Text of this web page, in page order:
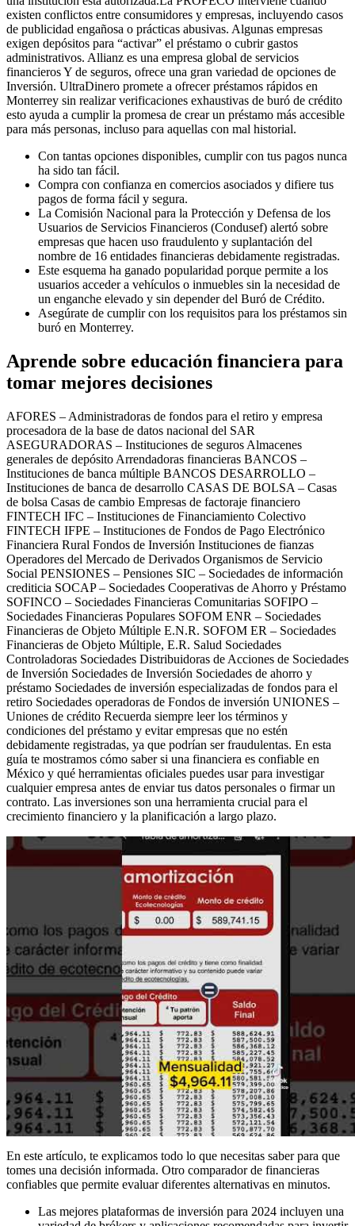
existen conflictos entre consumidores y empresas, incluyendo casos
de publicidad engañosa o prácticas abusivas. Algunas empresas
exigen depósitos para “activar” el préstamo o cubrir gastos
administrativos. Allianz es una empresa global de servicios
financieros Y de seguros, ofrece una gran variedad de opciones de
Inversión. UltraDinero promete a ofrecer préstamos rápidos en
Monterrey sin realizar verificaciones exhaustivas de buró de crédito
esto ayuda a cumplir la promesa de crear un préstamo más accesible
para más personas, incluso para aquellas con mal historial.
Con tantas opciones disponibles, cumplir con tus pagos nunca
ha sido tan fácil.
Compra con confianza en comercios asociados y difiere tus
pagos de forma fácil y segura.
La Comisión Nacional para la Protección y Defensa de los
Usuarios de Servicios Financieros (Condusef) alertó sobre
empresas que hacen uso fraudulento y suplantación del
nombre de 16 entidades financieras debidamente registradas.
Este esquema ha ganado popularidad porque permite a los
usuarios acceder a vehículos o inmuebles sin la necesidad de
un enganche elevado y sin depender del Buró de Crédito.
Asegúrate de cumplir con los requisitos para los préstamos sin
buró en Monterrey.
Aprende sobre educación financiera para
tomar mejores decisiones
AFORES – Administradoras de fondos para el retiro y empresa
procesadora de la base de datos nacional del SAR
ASEGURADORAS – Instituciones de seguros Almacenes
generales de depósito Arrendadoras financieras BANCOS –
Instituciones de banca múltiple BANCOS DESARROLLO –
Instituciones de banca de desarrollo CASAS DE BOLSA – Casas
de bolsa Casas de cambio Empresas de factoraje financiero
FINTECH IFC – Instituciones de Financiamiento Colectivo
FINTECH IFPE – Instituciones de Fondos de Pago Electrónico
Financiera Rural Fondos de Inversión Instituciones de fianzas
Operadores del Mercado de Derivados Organismos de Servicio
Social PENSIONES – Pensiones SIC – Sociedades de información
crediticia SOCAP – Sociedades Cooperativas de Ahorro y Préstamo
SOFINCO – Sociedades Financieras Comunitarias SOFIPO –
Sociedades Financieras Populares SOFOM ENR – Sociedades
Financieras de Objeto Múltiple E.N.R. SOFOM ER – Sociedades
Financieras de Objeto Múltiple, E.R. Salud Sociedades
Controladoras Sociedades Distribuidoras de Acciones de Sociedades
de Inversión Sociedades de Inversión Sociedades de ahorro y
préstamo Sociedades de inversión especializadas de fondos para el
retiro Sociedades operadoras de Fondos de inversión UNIONES –
Uniones de crédito Recuerda siempre leer los términos y
condiciones del préstamo y evitar empresas que no estén
debidamente registradas, ya que podrían ser fraudulentas. En esta
guía te mostramos cómo saber si una financiera es confiable en
México y qué herramientas oficiales puedes usar para investigar
cualquier empresa antes de enviar tus datos personales o firmar un
contrato. Las inversiones son una herramienta crucial para el
crecimiento financiero y la planificación a largo plazo.
En este artículo, te explicamos todo lo que necesitas saber para que
tomes una decisión informada. Otro comparador de financieras
confiables que permite evaluar diferentes alternativas en minutos.
Las mejores plataformas de inversión para 2024 incluyen una